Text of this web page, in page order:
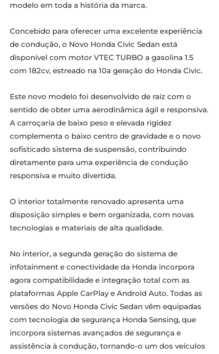
modelo em toda a história da marca.
Concebido para oferecer uma excelente experiência
de condução, o Novo Honda Civic Sedan está
disponível com motor VTEC TURBO a gasolina 1.5
com 182cv, estreado na 10a geração do Honda Civic.
Este novo modelo foi desenvolvido de raiz com o
sentido de obter uma aerodinâmica ágil e responsiva.
A carroçaria de baixo peso e elevada rigidez
complementa o baixo centro de gravidade e o novo
sofisticado sistema de suspensão, contribuindo
diretamente para uma experiência de condução
responsiva e muito divertida.
O interior totalmente renovado apresenta uma
disposição simples e bem organizada, com novas
tecnologias e materiais de alta qualidade.
No interior, a segunda geração do sistema de
infotainment e conectividade da Honda incorpora
agora compatibilidade e integração total com as
plataformas Apple CarPlay e Android Auto. Todas as
versões do Novo Honda Civic Sedan vêm equipadas
com tecnologia de segurança Honda Sensing, que
incorpora sistemas avançados de segurança e
assistência à condução, tornando-o um dos veículos